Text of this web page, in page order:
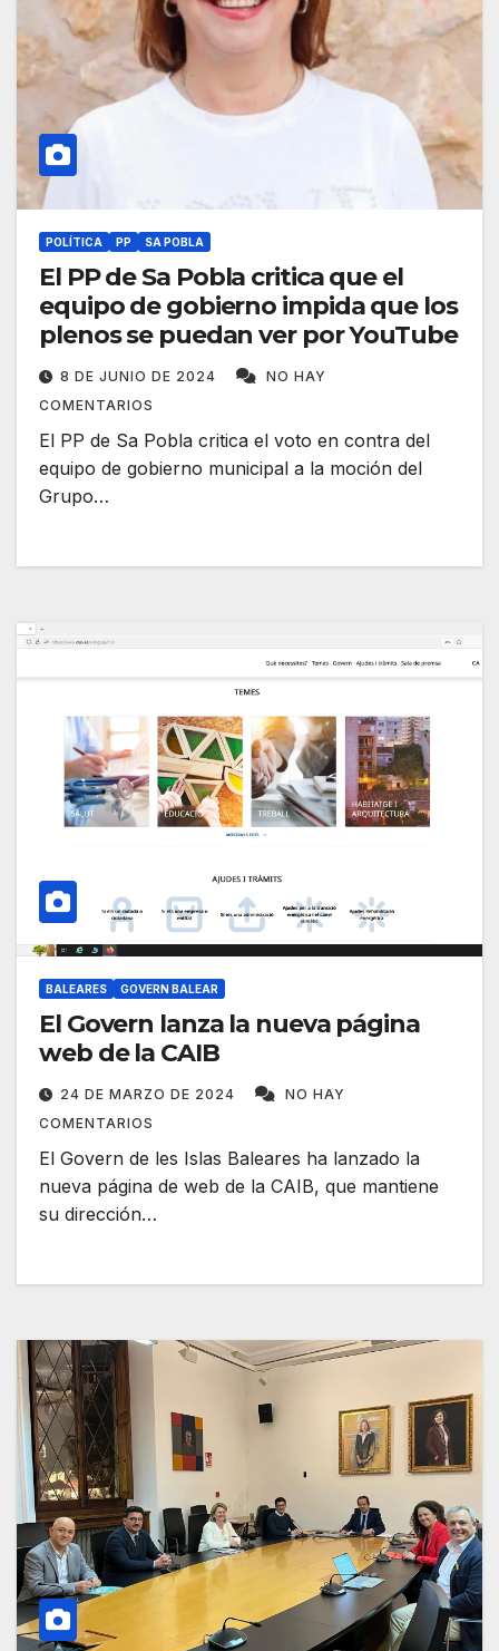
POLÍTICA PP SA POBLA
El PP de Sa Pobla critica que el
equipo de gobierno impida que los
plenos se puedan ver por YouTube
8 DE JUNIO DE 2024
NO HAY
COMENTARIOS
El PP de Sa Pobla critica el voto en contra del
equipo de gobierno municipal a la moción del
Grupo…
BALEARES GOVERN BALEAR
El Govern lanza la nueva página
web de la CAIB
24 DE MARZO DE 2024
NO HAY
COMENTARIOS
El Govern de les Islas Baleares ha lanzado la
nueva página de web de la CAIB, que mantiene
su dirección…